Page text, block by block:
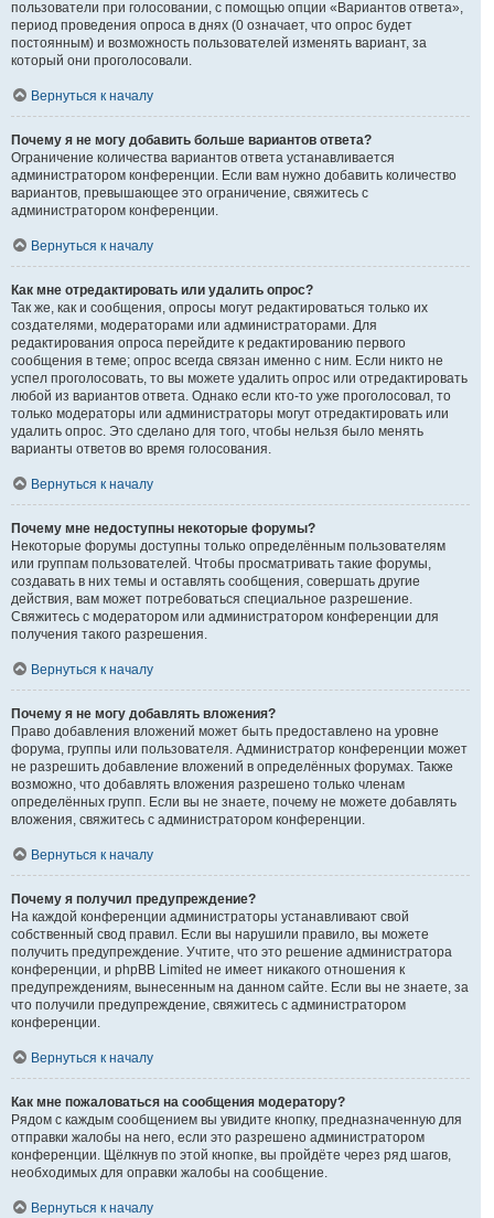
пользователи при голосовании, с помощью опции «Вариантов ответа»,
период проведения опроса в днях (0 означает, что опрос будет
постоянным) и возможность пользователей изменять вариант, за
который они проголосовали.
Вернуться к началу
Почему я не могу добавить больше вариантов ответа?
Ограничение количества вариантов ответа устанавливается
администратором конференции. Если вам нужно добавить количество
вариантов, превышающее это ограничение, свяжитесь с
администратором конференции.
Вернуться к началу
Как мне отредактировать или удалить опрос?
Так же, как и сообщения, опросы могут редактироваться только их
создателями, модераторами или администраторами. Для
редактирования опроса перейдите к редактированию первого
сообщения в теме; опрос всегда связан именно с ним. Если никто не
успел проголосовать, то вы можете удалить опрос или отредактировать
любой из вариантов ответа. Однако если кто-то уже проголосовал, то
только модераторы или администраторы могут отредактировать или
удалить опрос. Это сделано для того, чтобы нельзя было менять
варианты ответов во время голосования.
Вернуться к началу
Почему мне недоступны некоторые форумы?
Некоторые форумы доступны только определённым пользователям
или группам пользователей. Чтобы просматривать такие форумы,
создавать в них темы и оставлять сообщения, совершать другие
действия, вам может потребоваться специальное разрешение.
Свяжитесь с модератором или администратором конференции для
получения такого разрешения.
Вернуться к началу
Почему я не могу добавлять вложения?
Право добавления вложений может быть предоставлено на уровне
форума, группы или пользователя. Администратор конференции может
не разрешить добавление вложений в определённых форумах. Также
возможно, что добавлять вложения разрешено только членам
определённых групп. Если вы не знаете, почему не можете добавлять
вложения, свяжитесь с администратором конференции.
Вернуться к началу
Почему я получил предупреждение?
На каждой конференции администраторы устанавливают свой
собственный свод правил. Если вы нарушили правило, вы можете
получить предупреждение. Учтите, что это решение администратора
конференции, и phpBB Limited не имеет никакого отношения к
предупреждениям, вынесенным на данном сайте. Если вы не знаете, за
что получили предупреждение, свяжитесь с администратором
конференции.
Вернуться к началу
Как мне пожаловаться на сообщения модератору?
Рядом с каждым сообщением вы увидите кнопку, предназначенную для
отправки жалобы на него, если это разрешено администратором
конференции. Щёлкнув по этой кнопке, вы пройдёте через ряд шагов,
необходимых для оправки жалобы на сообщение.
Вернуться к началу